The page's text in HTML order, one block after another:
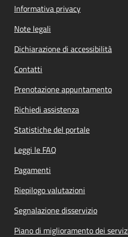
Informativa privacy
Note legali
Dichiarazione di accessibilità
Contatti
Prenotazione appuntamento
Richiedi assistenza
Statistiche del portale
Leggi le FAQ
Pagamenti
Riepilogo valutazioni
Segnalazione disservizio
Piano di miglioramento dei